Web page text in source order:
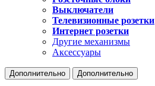
Выключатели
Телевизионные розетки
Интернет розетки
Другие механизмы
Аксессуары
Дополнительно Дополнительно